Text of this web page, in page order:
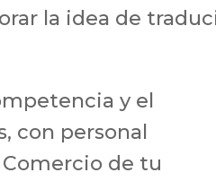
la idea de
y el
con personal
de tu